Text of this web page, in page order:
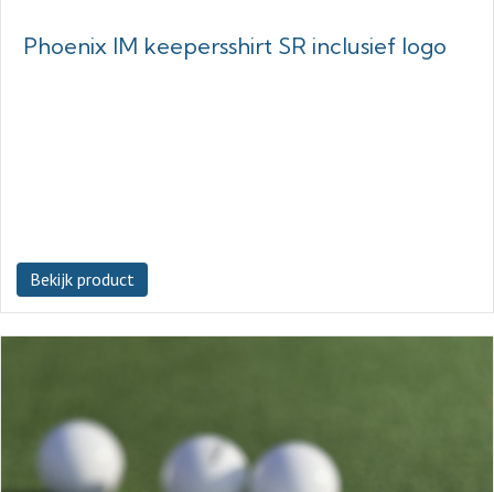
Phoenix IM keepersshirt SR inclusief logo
Bekijk product